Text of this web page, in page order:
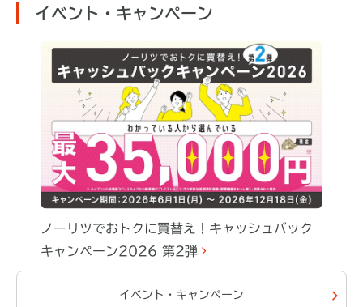
イベント・キャンペーン
ノーリツでおトクに買替え！キャッシュバック
キャンペーン2026 第2弾
イベント・キャンペーン